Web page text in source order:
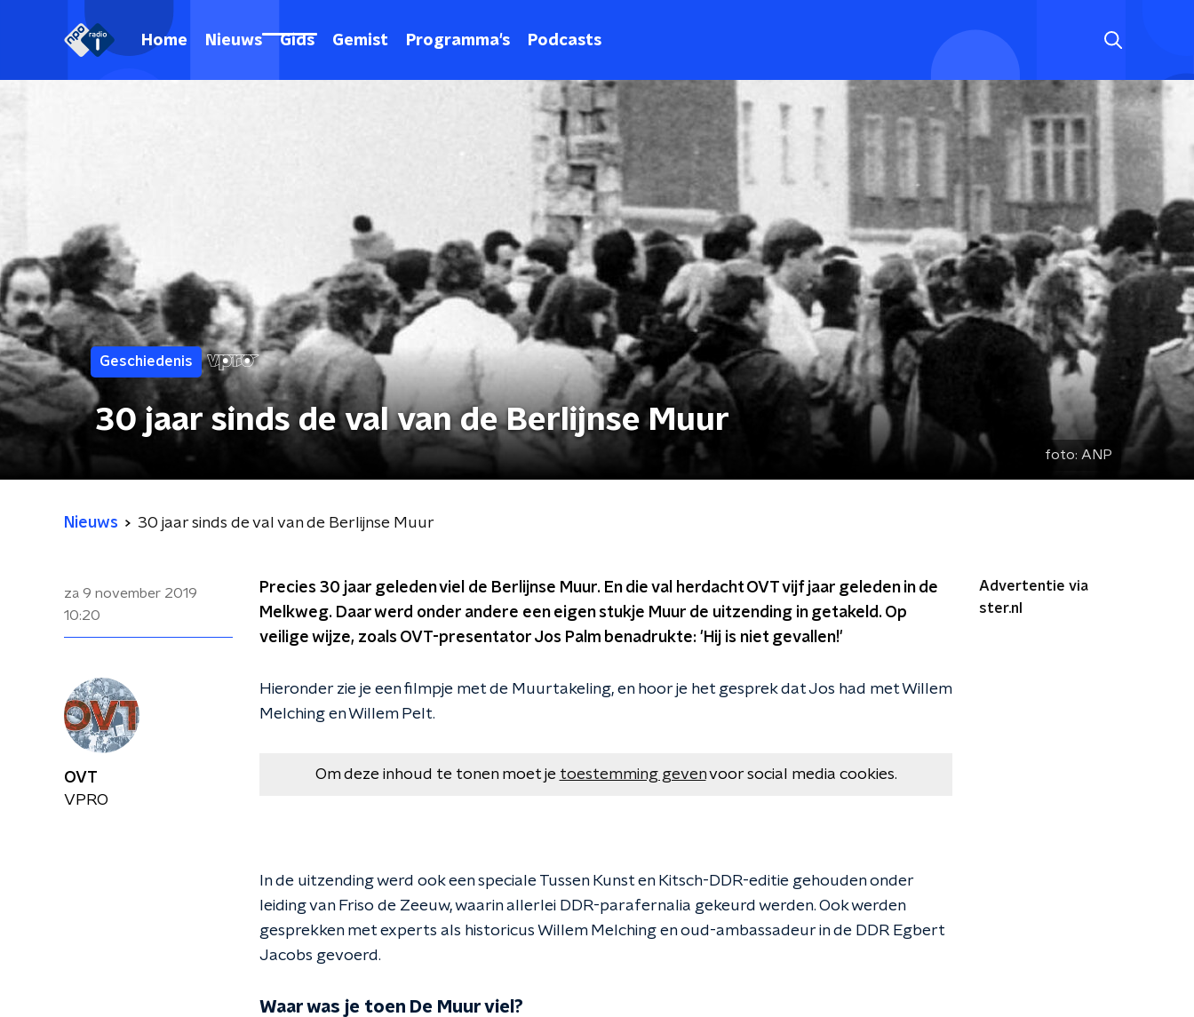
Home Nieuws Gids Gemist Programma's Podcasts
Geschiedenis
30 jaar sinds de val van de Berlijnse Muur
foto: ANP
Nieuws 30 jaar sinds de val van de Berlijnse Muur
za 9 november 2019
10:20
Precies 30 jaar geleden viel de Berlijnse Muur. En die val herdacht OVT vijf jaar geleden in de
Melkweg. Daar werd onder andere een eigen stukje Muur de uitzending in getakeld. Op
veilige wijze, zoals OVT-presentator Jos Palm benadrukte: 'Hij is niet gevallen!'
Hieronder zie je een filmpje met de Muurtakeling, en hoor je het gesprek dat Jos had met Willem
Melching en Willem Pelt.
Om deze inhoud te tonen moet je toestemming gevenvoor social media cookies.
In de uitzending werd ook een speciale Tussen Kunst en Kitsch-DDR-editie gehouden onder
leiding van Friso de Zeeuw, waarin allerlei DDR-parafernalia gekeurd werden. Ook werden
gesprekken met experts als historicus Willem Melching en oud-ambassadeur in de DDR Egbert
Jacobs gevoerd.
Waar was je toen De Muur viel?
Advertentie via
ster.nl
OVT
VPRO